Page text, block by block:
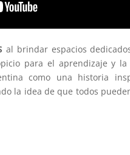
al brindar espacios
para el aprendizaje y
como una historia
la idea de que todos